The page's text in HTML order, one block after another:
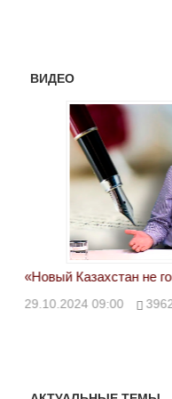
ВИДЕО
«Новый Казахстан не
29.10.2024 09:00